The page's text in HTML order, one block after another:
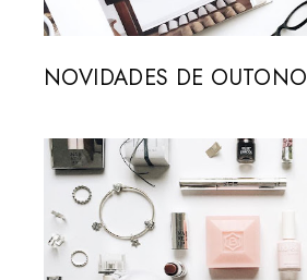
NOVIDADES DE OUTONO